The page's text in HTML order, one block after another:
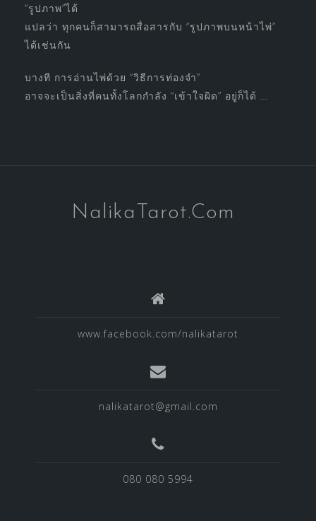
“รูปภาพ”ได้
แปลว่า ทุกคนก็สามารถสื่อสารกับ “รูปภาพบนหน้าไพ่”
ได้เช่นกัน
บางที การอ่านไพ่ด้วย “วิธีการท่องจำ”
อาจจะเป็นสิ่งที่คนทั้งโลกกำลัง “เข้าใจผิด” อยู่ก็ได้ …
NalikaTarot.Com
www.facebook.com/nalikatarot
nalikatarot@gmail.com
080 080 5994